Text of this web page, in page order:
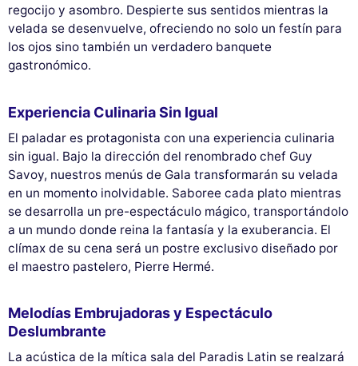
regocijo y asombro. Despierte sus sentidos mientras la
velada se desenvuelve, ofreciendo no solo un festín para
los ojos sino también un verdadero banquete
gastronómico.
Experiencia Culinaria Sin Igual
El paladar es protagonista con una experiencia culinaria
sin igual. Bajo la dirección del renombrado chef Guy
Savoy, nuestros menús de Gala transformarán su velada
en un momento inolvidable. Saboree cada plato mientras
se desarrolla un pre-espectáculo mágico, transportándolo
a un mundo donde reina la fantasía y la exuberancia. El
clímax de su cena será un postre exclusivo diseñado por
el maestro pastelero, Pierre Hermé.
Melodías Embrujadoras y Espectáculo
Deslumbrante
La acústica de la mítica sala del Paradis Latin se realzará